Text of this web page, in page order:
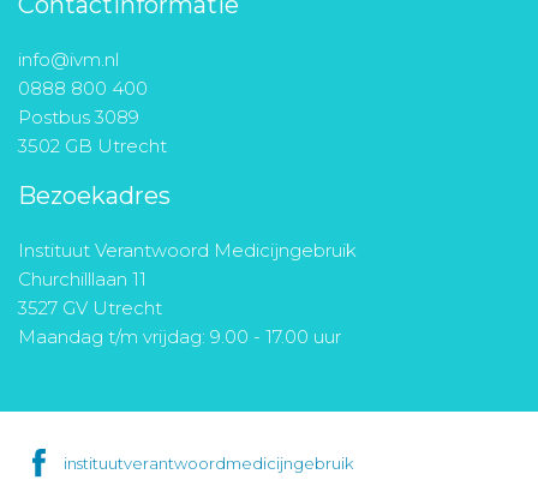
info@ivm.nl
0888 800 400
Postbus 3089
3502 GB Utrecht
Bezoekadres
Instituut Verantwoord Medicijngebruik
Churchilllaan 11
3527 GV Utrecht
Maandag t/m vrijdag: 9.00 - 17.00 uur
instituutverantwoordmedicijngebruik